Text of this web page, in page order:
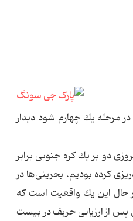
مرحله یك چهارم شود دیدار
دو بر یك كره جنوبی برابر
كرده بودیم. بحرینی‌ها در
حال این یك واقعیت است كه
پس از ارزیابی حریف در بیست